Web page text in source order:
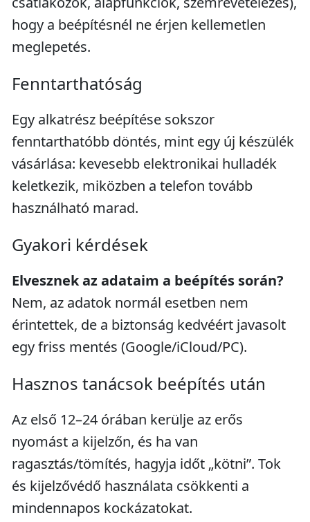
hogy a beépítésnél ne érjen kellemetlen
meglepetés.
Fenntarthatóság
Egy alkatrész beépítése sokszor
fenntarthatóbb döntés, mint egy új készülék
vásárlása: kevesebb elektronikai hulladék
keletkezik, miközben a telefon tovább
használható marad.
Gyakori kérdések
Elvesznek az adataim a beépítés során?
Nem, az adatok normál esetben nem
érintettek, de a biztonság kedvéért javasolt
egy friss mentés (Google/iCloud/PC).
Hasznos tanácsok beépítés után
Az első 12–24 órában kerülje az erős
nyomást a kijelzőn, és ha van
ragasztás/tömítés, hagyja időt „kötni”. Tok
és kijelzővédő használata csökkenti a
mindennapos kockázatokat.